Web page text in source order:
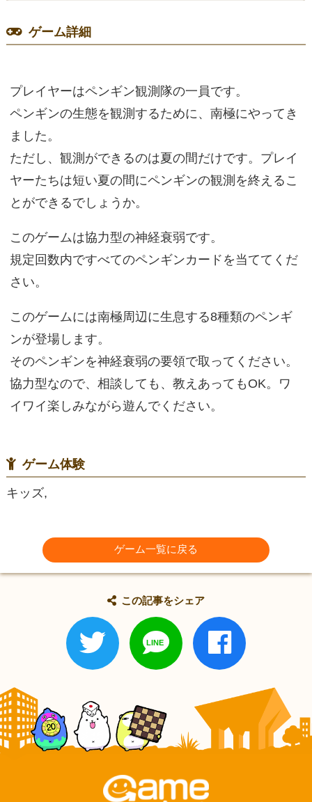
ゲーム詳細
プレイヤーはペンギン観測隊の一員です。
ペンギンの生態を観測するために、南極にやってき
ました。
ただし、観測ができるのは夏の間だけです。プレイ
ヤーたちは短い夏の間にペンギンの観測を終えるこ
とができるでしょうか。
このゲームは協力型の神経衰弱です。
規定回数内ですべてのペンギンカードを当ててくだ
さい。
このゲームには南極周辺に生息する8種類のペンギ
ンが登場します。
そのペンギンを神経衰弱の要領で取ってください。
協力型なので、相談しても、教えあってもOK。ワ
イワイ楽しみながら遊んでください。
ゲーム体験
キッズ,
ゲーム一覧に戻る
この記事をシェア